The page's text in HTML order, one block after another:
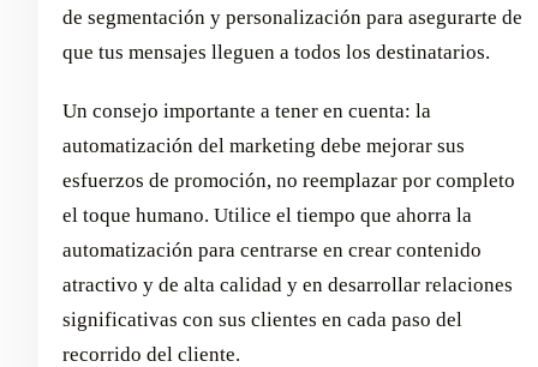
de segmentación y personalización para asegurarte de
que tus mensajes lleguen a todos los destinatarios.
Un consejo importante a tener en cuenta: la
automatización del marketing debe mejorar sus
esfuerzos de promoción, no reemplazar por completo
el toque humano. Utilice el tiempo que ahorra la
automatización para centrarse en crear contenido
atractivo y de alta calidad y en desarrollar relaciones
significativas con sus clientes en cada paso del
recorrido del cliente.